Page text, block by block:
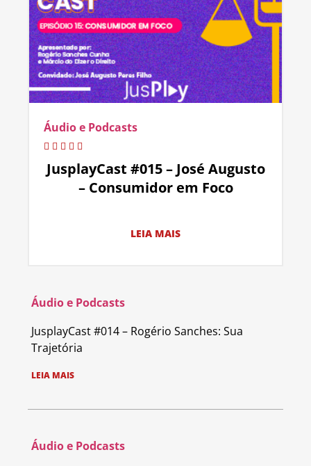
Áudio e Podcasts
JusplayCast #015 – José Augusto
– Consumidor em Foco
LEIA MAIS
Áudio e Podcasts
JusplayCast #014 – Rogério Sanches: Sua
Trajetória
LEIA MAIS
Áudio e Podcasts